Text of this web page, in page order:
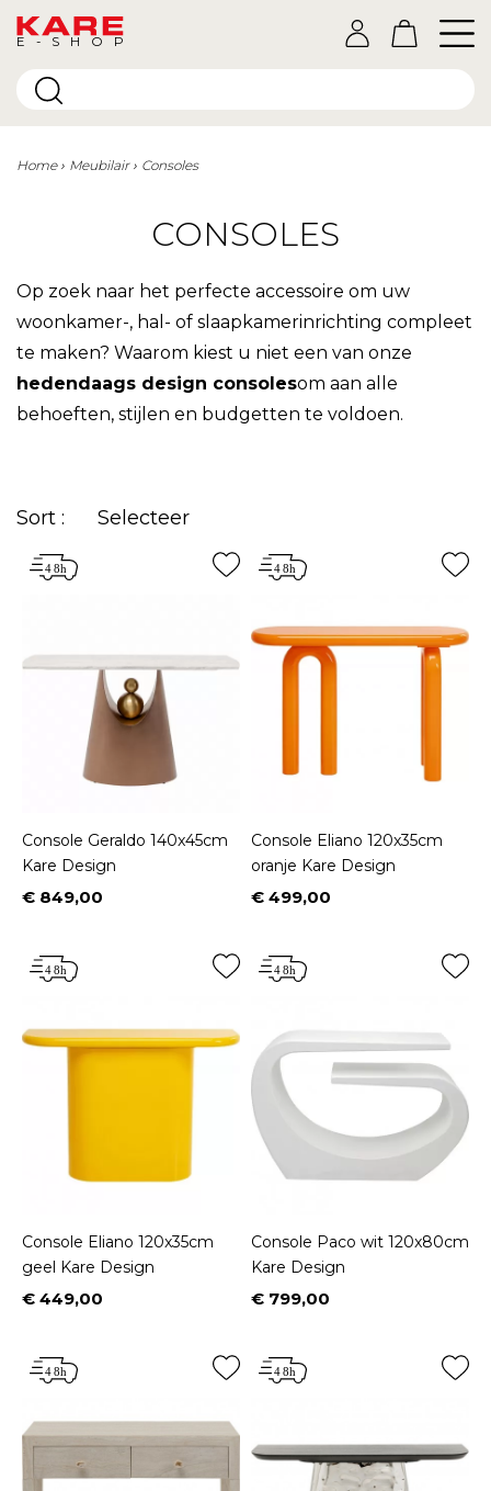
E-SHOP
Home Meubilair Consoles
CONSOLES
Op zoek naar het perfecte accessoire om uw
woonkamer-, hal- of slaapkamerinrichting compleet
te maken? Waarom kiest u niet een van onze
hedendaags design consolesom aan alle
behoeften, stijlen en budgetten te voldoen.
Sort : Selecteer
Console Geraldo 140x45cm
Kare Design
Prijs
€ 849,00
Console Eliano 120x35cm
oranje Kare Design
Prijs
€ 499,00
Console Eliano 120x35cm
geel Kare Design
Prijs
€ 449,00
Console Paco wit 120x80cm
Kare Design
Prijs
€ 799,00